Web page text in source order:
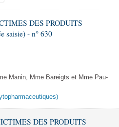
DES PRODUITS
saisie) - n° 630
Manin, Mme Bareigts et Mme Pau-
DES PRODUITS